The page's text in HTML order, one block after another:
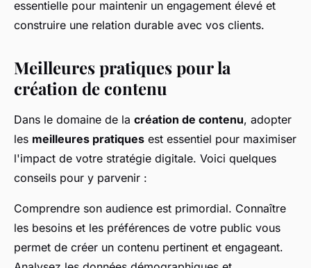
essentielle pour maintenir un engagement élevé et
construire une relation durable avec vos clients.
Meilleures pratiques pour la
création de contenu
Dans le domaine de la création de contenu, adopter
les meilleures pratiques est essentiel pour maximiser
l'impact de votre stratégie digitale. Voici quelques
conseils pour y parvenir :
Comprendre son audience est primordial. Connaître
les besoins et les préférences de votre public vous
permet de créer un contenu pertinent et engageant.